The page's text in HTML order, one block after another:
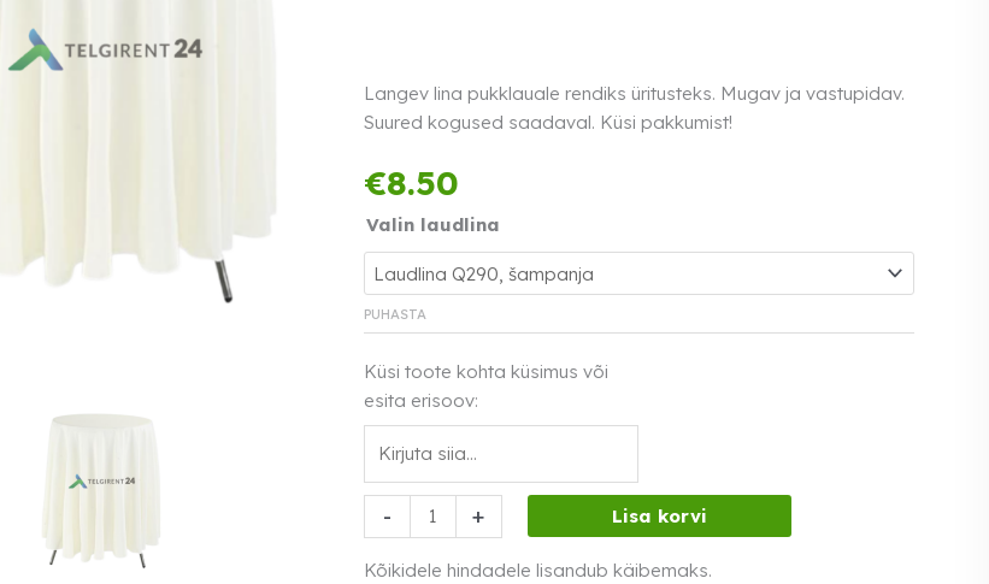
Langev lina pukklauale rendiks üritusteks. Mugav ja vastupidav.
Suured kogused saadaval. Küsi pakkumist!
€8.50
Valin laudlina
PUHASTA
Küsi toote kohta küsimus või
esita erisoov:
-
lina
pukklauale
+ Lisa korvi
Kõikidele hindadele lisandub käibemaks.